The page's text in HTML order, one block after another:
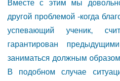
Вместе с этим мы
другой проблемой -когда
успевающий ученик,
гарантирован
заниматься должным
В подобном случае